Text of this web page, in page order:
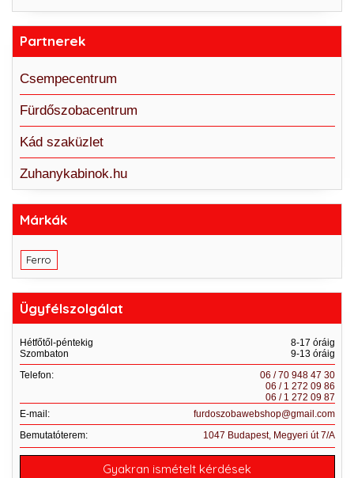
Partnerek
Csempecentrum
Fürdőszobacentrum
Kád szaküzlet
Zuhanykabinok.hu
Márkák
Ferro
Ügyfélszolgálat
Hétfőtől-péntekig
8-17 óráig
Szombaton
9-13 óráig
Telefon:
06 / 70 948 47 30
06 / 1 272 09 86
06 / 1 272 09 87
E-mail:
furdoszobawebshop@gmail.com
Bemutatóterem:
1047 Budapest, Megyeri út 7/A
Gyakran ismételt kérdések